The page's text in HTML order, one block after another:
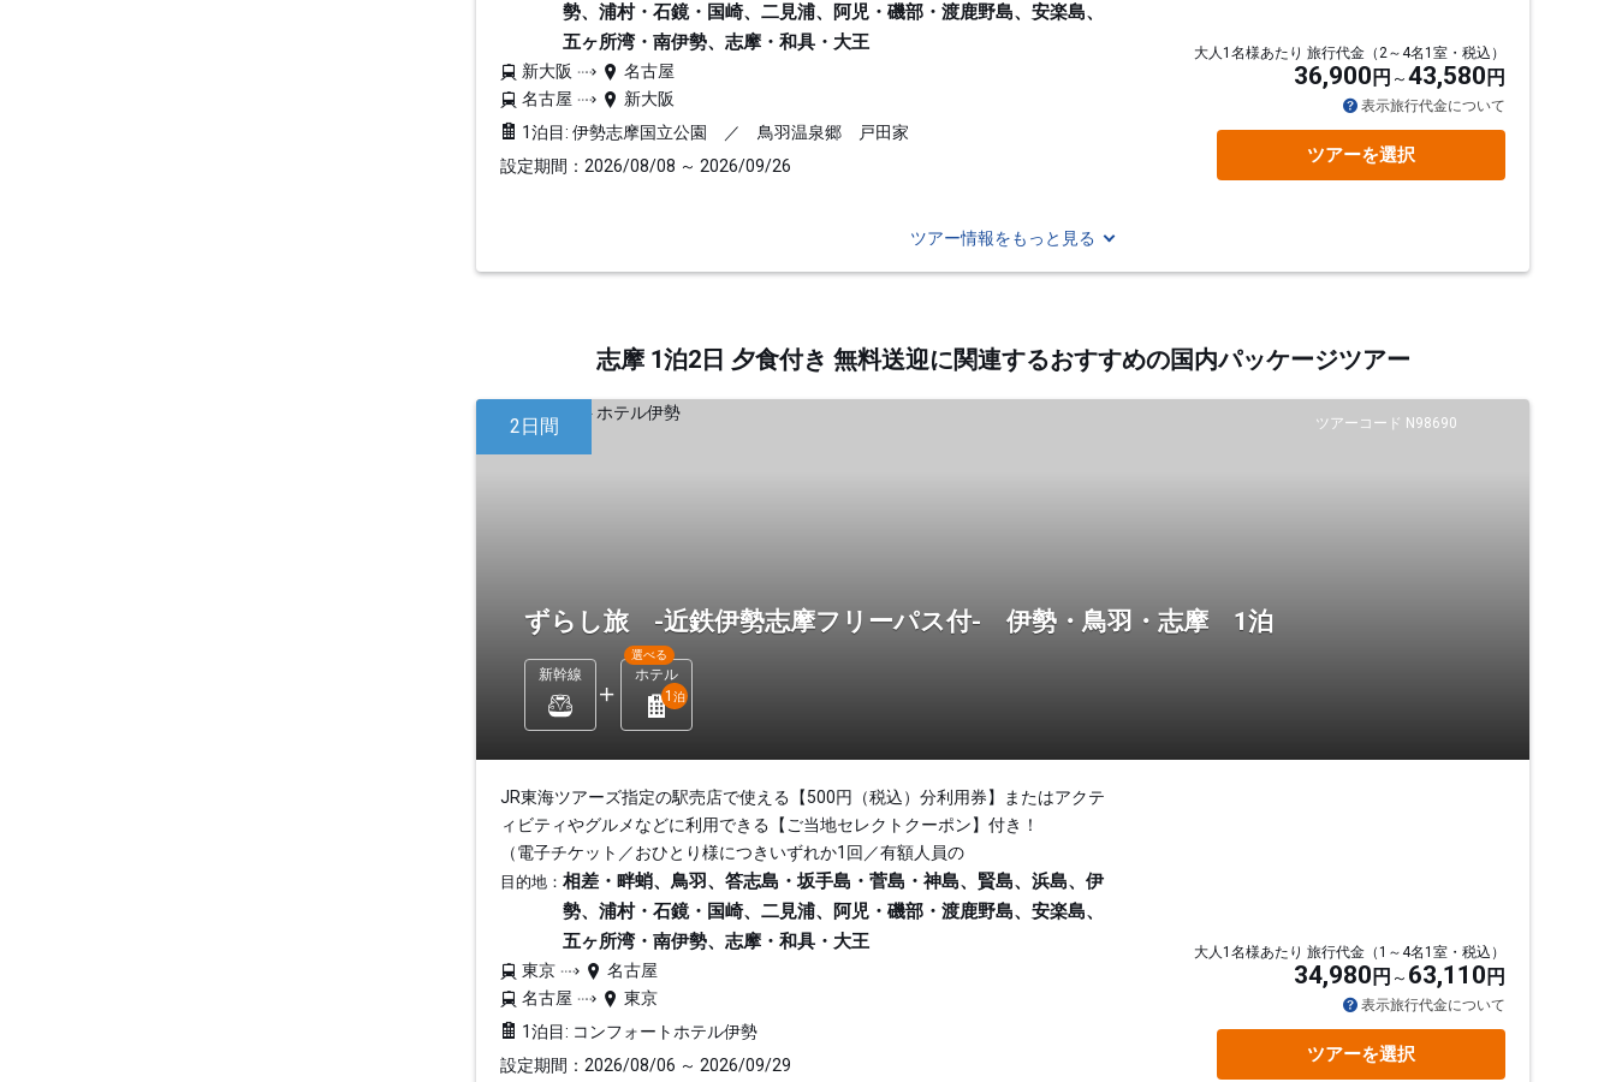
勢、浦村・石鏡・国崎、二見浦、阿児・磯部・渡鹿野島、安楽島、
五ヶ所湾・南伊勢、志摩・和具・大王
新大阪
名古屋
名古屋
新大阪
1泊目: 伊勢志摩国立公園 ／ 鳥羽温泉郷 戸田家
設定期間：2026/08/08 ～ 2026/09/26
大人1名様あたり 旅行代金（2～4名1室・税込）
36,900 円 43,580 円
表示旅行代金について
ツアーを選択
ツアー情報をもっと見る
志摩 1泊2日 夕食付き 無料送迎に関連するおすすめの国内パッケージツアー
ツアーコード N98690
2日間
ずらし旅 -近鉄伊勢志摩フリーパス付- 伊勢・鳥羽・志摩 1泊
新幹線 ホテル
選べる
1 泊
JR東海ツアーズ指定の駅売店で使える【500円（税込）分利用券】またはアクテ
ィビティやグルメなどに利用できる【ご当地セレクトクーポン】付き！
（電子チケット／おひとり様につきいずれか1回／有額人員の
目的地： 相差・畔蛸、鳥羽、答志島・坂手島・菅島・神島、賢島、浜島、伊
勢、浦村・石鏡・国崎、二見浦、阿児・磯部・渡鹿野島、安楽島、
五ヶ所湾・南伊勢、志摩・和具・大王
東京
名古屋
名古屋
東京
1泊目: コンフォートホテル伊勢
設定期間：2026/08/06 ～ 2026/09/29
大人1名様あたり 旅行代金（1～4名1室・税込）
34,980 円 63,110 円
表示旅行代金について
ツアーを選択